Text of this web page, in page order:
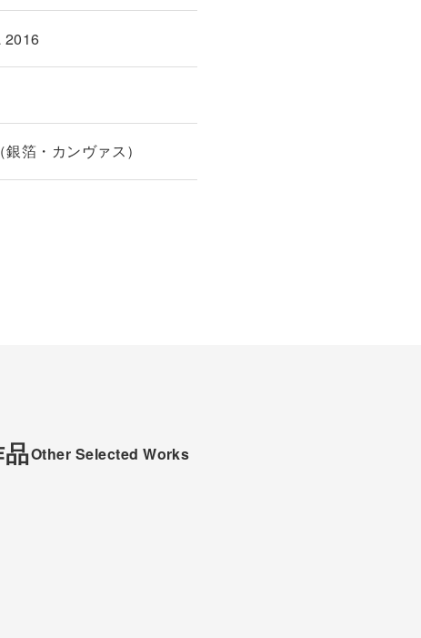
2016
箔・カンヴァス）
Other Selected Works